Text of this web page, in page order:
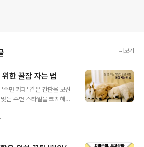
더보기
한 꿀잠 자는 법
수면 카페' 같은 간판을 보신
는 수면 스타일을 코치해주
드는 밤을 보내고 있는 직